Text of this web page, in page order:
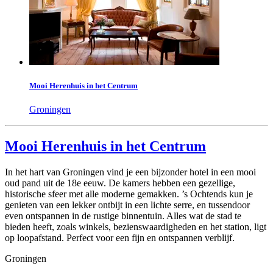
Mooi Herenhuis in het Centrum
Groningen
Mooi Herenhuis in het Centrum
In het hart van Groningen vind je een bijzonder hotel in een mooi
oud pand uit de 18e eeuw. De kamers hebben een gezellige,
historische sfeer met alle moderne gemakken. ’s Ochtends kun je
genieten van een lekker ontbijt in een lichte serre, en tussendoor
even ontspannen in de rustige binnentuin. Alles wat de stad te
bieden heeft, zoals winkels, bezienswaardigheden en het station, ligt
op loopafstand. Perfect voor een fijn en ontspannen verblijf.
Groningen